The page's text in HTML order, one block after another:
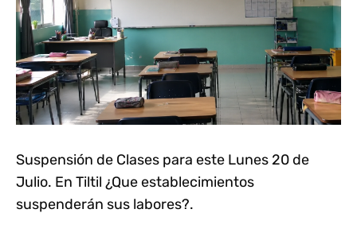
Suspensión de Clases para este Lunes 20 de
Julio. En Tiltil ¿Que establecimientos
suspenderán sus labores?.